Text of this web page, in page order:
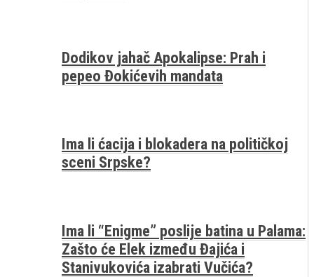
Dodikov jahač Apokalipse: Prah i
pepeo Đokićevih mandata
Ima li ćacija i blokadera na političkoj
sceni Srpske?
Ima li “Enigme” poslije batina u Palama:
Zašto će Elek između Đajića i
Stanivukovića izabrati Vučića?